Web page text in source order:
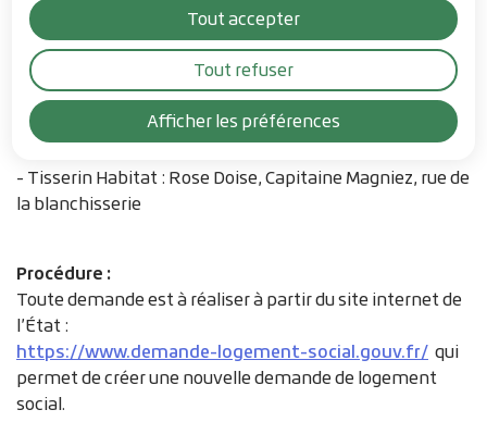
Afficher les préférences
Tout accepter
Tout refuser
Logements sociaux
Le parc locatif social de la commune est géré par 2
bailleurs sociaux : (attention a modifier)
- Partenord Habitat :
- Tisserin Habitat : Rose Doise, Capitaine Magniez, rue de
la blanchisserie
Procédure :
Toute demande est à réaliser à partir du site internet de
l’État :
https://www.demande-logement-social.gouv.fr/qui
permet de créer une nouvelle demande de logement
social.